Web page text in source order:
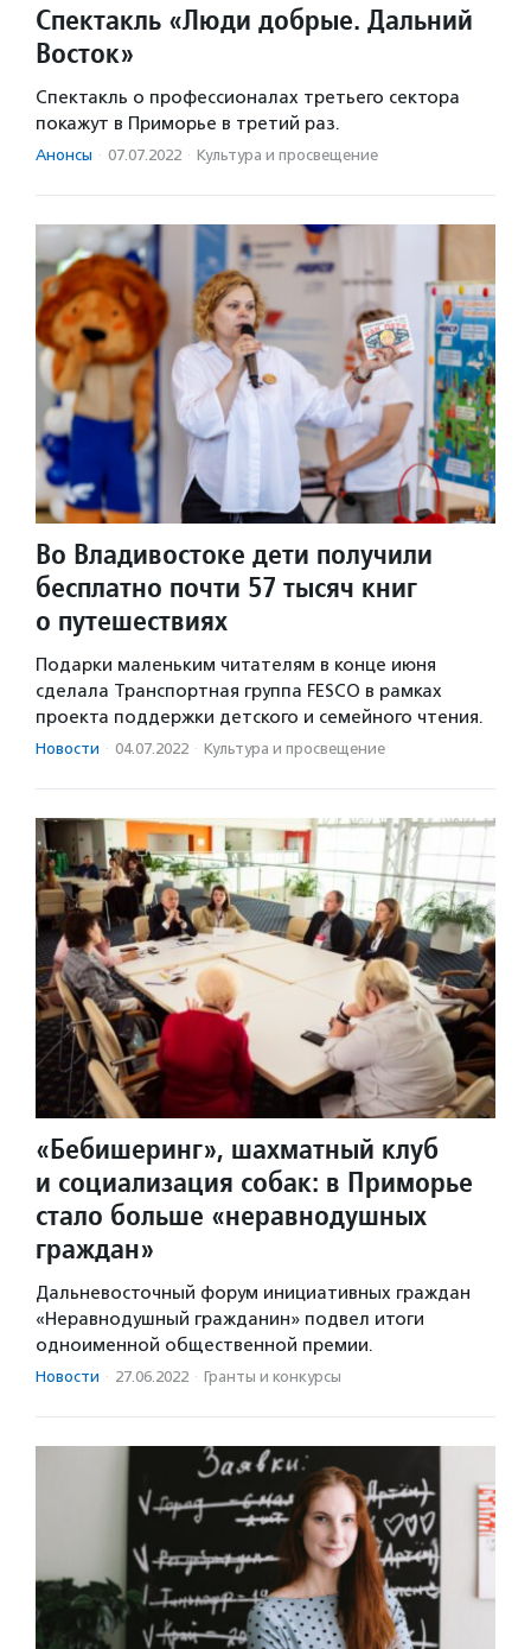
Спектакль «Люди добрые. Дальний
Восток»
Спектакль о профессионалах третьего сектора
покажут в Приморье в третий раз.
Анонсы · 07.07.2022 · Культура и просвещение
Во Владивостоке дети получили
бесплатно почти 57 тысяч книг
о путешествиях
Подарки маленьким читателям в конце июня
сделала Транспортная группа FESCO в рамках
проекта поддержки детского и семейного чтения.
Новости · 04.07.2022 · Культура и просвещение
«Бебишеринг», шахматный клуб
и социализация собак: в Приморье
стало больше «неравнодушных
граждан»
Дальневосточный форум инициативных граждан
«Неравнодушный гражданин» подвел итоги
одноименной общественной премии.
Новости · 27.06.2022 · Гранты и конкурсы